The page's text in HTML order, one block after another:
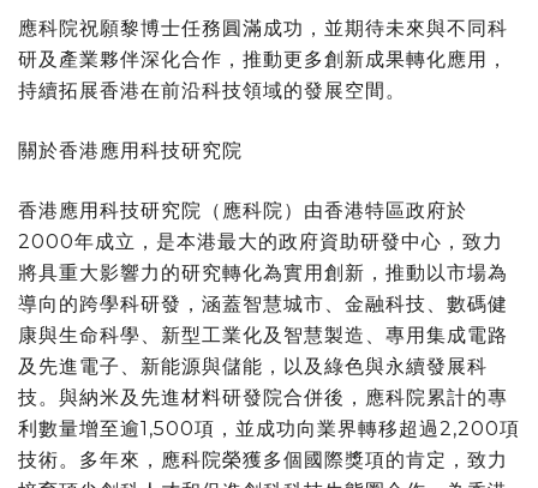
應科院祝願黎博士任務圓滿成功，並期待未來與不同科
研及產業夥伴深化合作，推動更多創新成果轉化應用，
持續拓展香港在前沿科技領域的發展空間。
關於香港應用科技研究院
香港應用科技研究院（應科院）由香港特區政府於
2000年成立，是本港最大的政府資助研發中心，致力
將具重大影響力的研究轉化為實用創新，推動以市場為
導向的跨學科研發，涵蓋智慧城市、金融科技、數碼健
康與生命科學、新型工業化及智慧製造、專用集成電路
及先進電子、新能源與儲能，以及綠色與永續發展科
技。與納米及先進材料研發院合併後，應科院累計的專
利數量增至逾1,500項，並成功向業界轉移超過2,200項
技術。多年來，應科院榮獲多個國際獎項的肯定，致力